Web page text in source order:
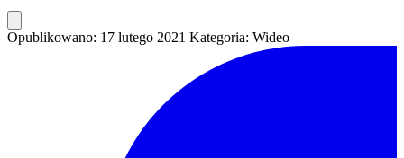
Opublikowano: 17 lutego 2021 Kategoria: Wideo